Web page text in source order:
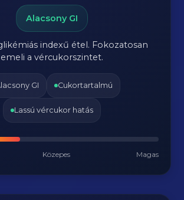
Alacsony GI
indexű étel. Fokozatosan
emeli a vércukorszintet.
GI Cukortartalmú
Lassú vércukor hatás
Közepes Magas